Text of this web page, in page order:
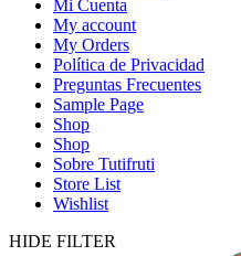
Mi Cuenta
My account
My Orders
Política de Privacidad
Preguntas Frecuentes
Sample Page
Shop
Shop
Sobre Tutifruti
Store List
Wishlist
HIDE FILTER